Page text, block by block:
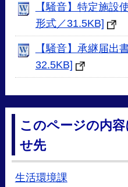
【騒音】特定施設
形式／31.5KB]
【騒音】承継届出
32.5KB]
このページの内
せ先
生活環境課